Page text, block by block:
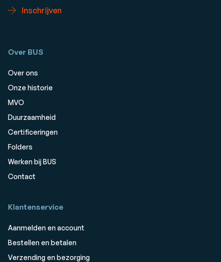
Inschrijven
Over BUS
Over ons
Onze historie
MVO
Duurzaamheid
Certificeringen
Folders
Werken bij BUS
Contact
Klantenservice
Aanmelden en account
Bestellen en betalen
Verzending en bezorging